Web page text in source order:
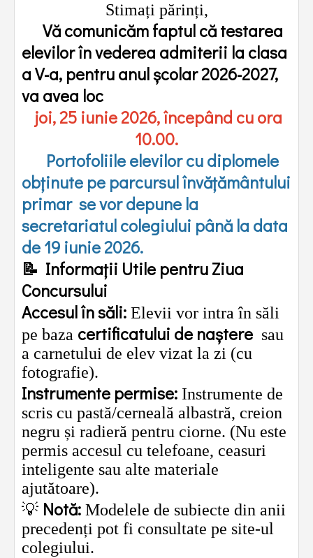
Stimați părinți,
Vă comunicăm faptul că testarea
elevilor în vederea admiterii la clasa
a V-a, pentru anul școlar 2026-2027,
va avea loc
joi, 25 iunie 2026, începând cu ora
10.00.
Portofoliile elevilor cu diplomele
obținute pe parcursul învățământului
primar se vor depune la
secretariatul colegiului până la data
de 19 iunie 2026.
📝 Informații Utile pentru Ziua
Concursului
Accesul în săli: Elevii vor intra în săli
pe baza certificatului de naștere sau
a carnetului de elev vizat la zi (cu
fotografie).
Instrumente permise: Instrumente de
scris cu pastă/cerneală albastră, creion
negru și radieră pentru ciorne. (Nu este
permis accesul cu telefoane, ceasuri
inteligente sau alte materiale
ajutătoare).
💡 Notă: Modelele de subiecte din anii
precedenți pot fi consultate pe site-ul
colegiului.